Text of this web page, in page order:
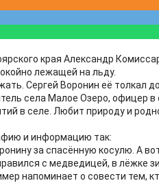
края Александр
лежащей на льду.
Сергей Воронин её толкал
села Малое Озеро, офицер в
в селе. Любит природу и
и информацию так:
за спасённую косулю. А
с медведицей, в лёжке
напоминает о совести тем,